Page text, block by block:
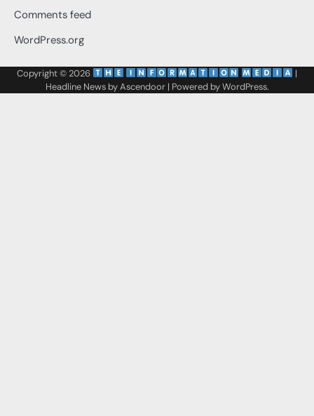
Comments feed
WordPress.org
Copyright © 2026
|
Headline News byAscendoor| Powered byWordPress.